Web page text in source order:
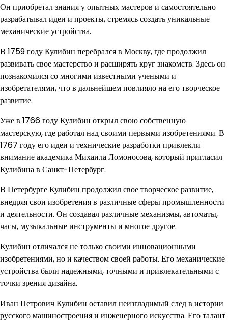
Он приобретал знания у опытных мастеров и самостоятельно
разрабатывал идеи и проекты, стремясь создать уникальные
механические устройства.
В 1759 году Кулибин перебрался в Москву, где продолжил
развивать свое мастерство и расширять круг знакомств. Здесь он
познакомился со многими известными учеными и
изобретателями, что в дальнейшем повлияло на его творческое
развитие.
Уже в 1766 году Кулибин открыл свою собственную
мастерскую, где работал над своими первыми изобретениями. В
1767 году его идеи и технические разработки привлекли
внимание академика Михаила Ломоносова, который пригласил
Кулибина в Санкт-Петербург.
В Петербурге Кулибин продолжил свое творческое развитие,
внедряя свои изобретения в различные сферы промышленности
и деятельности. Он создавал различные механизмы, автоматы,
часы, музыкальные инструменты и многое другое.
Кулибин отличался не только своими инновационными
изобретениями, но и качеством своей работы. Его механические
устройства были надежными, точными и привлекательными с
точки зрения дизайна.
Иван Петрович Кулибин оставил неизгладимый след в истории
русского машиностроения и инженерного искусства. Его талант